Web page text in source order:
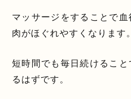
マッサージをすることで
肉がほぐれやすくなります。
短時間でも毎日続けるこ
るはずです。